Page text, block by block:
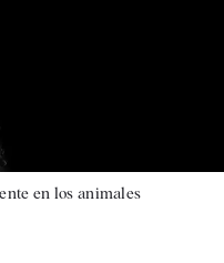
en los animales